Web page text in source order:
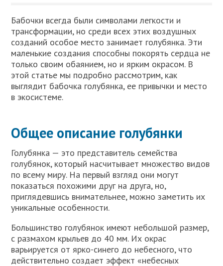
Бабочки всегда были символами легкости и
трансформации, но среди всех этих воздушных
созданий особое место занимает голубянка. Эти
маленькие создания способны покорять сердца не
только своим обаянием, но и ярким окрасом. В
этой статье мы подробно рассмотрим, как
выглядит бабочка голубянка, ее привычки и место
в экосистеме.
Общее описание голубянки
Голубянка — это представитель семейства
голубянок, который насчитывает множество видов
по всему миру. На первый взгляд они могут
показаться похожими друг на друга, но,
приглядевшись внимательнее, можно заметить их
уникальные особенности.
Большинство голубянок имеют небольшой размер,
с размахом крыльев до 40 мм. Их окрас
варьируется от ярко-синего до небесного, что
действительно создает эффект «небесных